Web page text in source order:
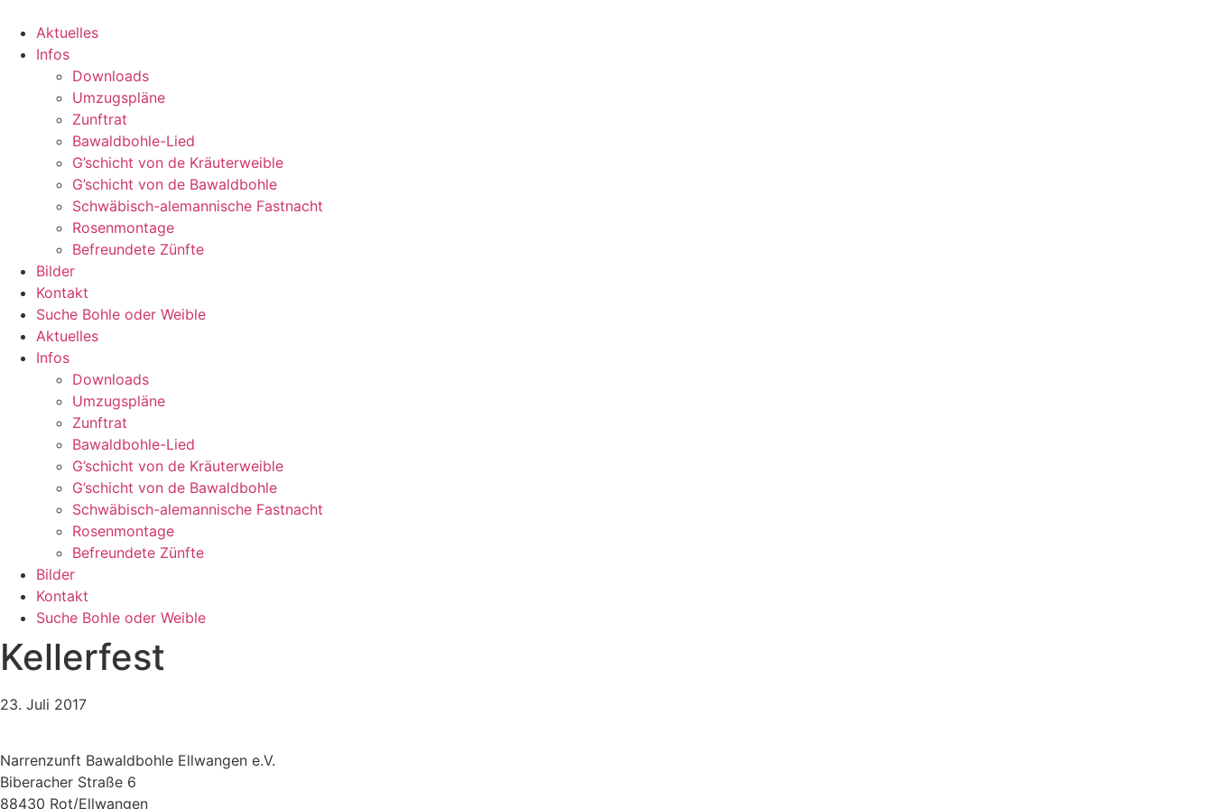
Inhalt
wechseln
Aktuelles
Infos
Downloads
Umzugspläne
Zunftrat
Bawaldbohle-Lied
G’schicht von de Kräuterweible
G’schicht von de Bawaldbohle
Schwäbisch-alemannische Fastnacht
Rosenmontage
Befreundete Zünfte
Bilder
Kontakt
Suche Bohle oder Weible
Aktuelles
Infos
Downloads
Umzugspläne
Zunftrat
Bawaldbohle-Lied
G’schicht von de Kräuterweible
G’schicht von de Bawaldbohle
Schwäbisch-alemannische Fastnacht
Rosenmontage
Befreundete Zünfte
Bilder
Kontakt
Suche Bohle oder Weible
Kellerfest
23. Juli 2017
Narrenzunft Bawaldbohle Ellwangen e.V.
Biberacher Straße 6
88430 Rot/Ellwangen